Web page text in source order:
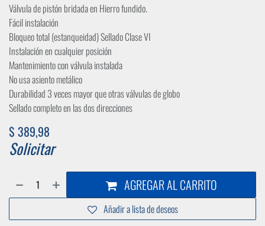
Válvula de pistón bridada en Hierro fundido.
Fácil instalación
Bloqueo total (estanqueidad) Sellado Clase VI
Instalación en cualquier posición
Mantenimiento con válvula instalada
No usa asiento metálico
Durabilidad 3 veces mayor que otras válvulas de globo
Sellado completo en las dos direcciones
$ 389,98
Solicitar
AGREGAR AL CARRITO
Añadir a lista de deseos